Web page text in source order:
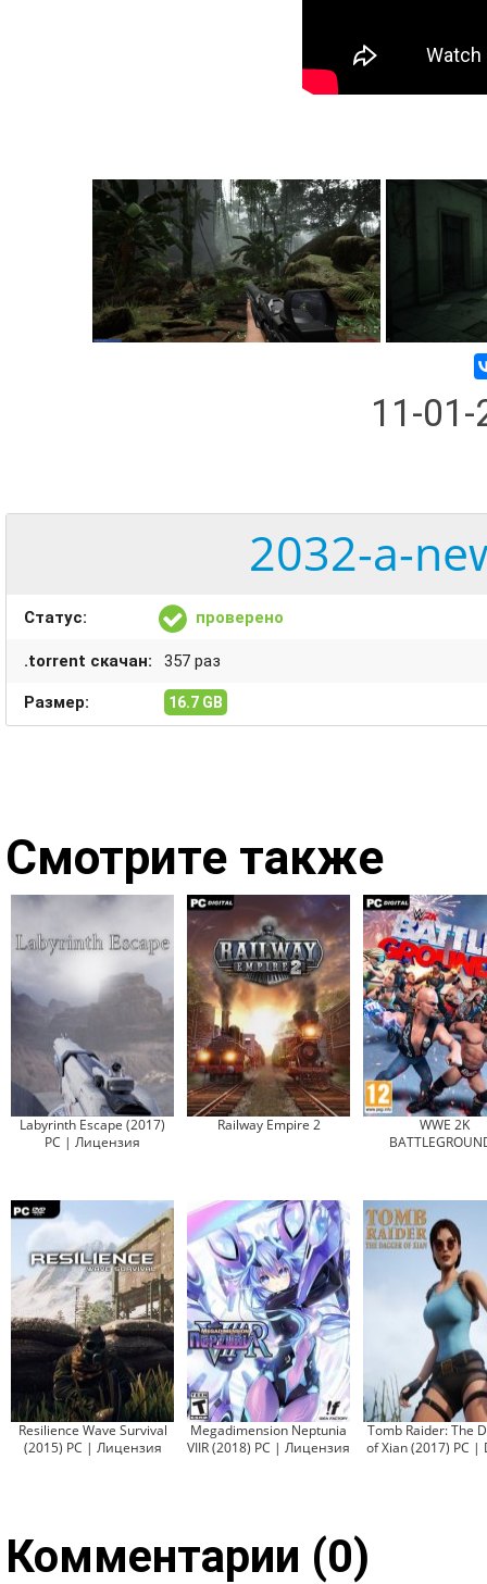
11-
2032-a-
Статус: проверено
.torrent скачан: 357 раз
Размер: 16.7 GB
Смотрите также
Labyrinth Escape (2017)
PC | Лицензия
Railway Empire 2
WWE 2K
Resilience Wave Survival
(2015) PC | Лицензия
Megadimension Neptunia
VIIR (2018) PC | Лицензия
Tomb Raider: The
of Xian (2017) PC |
Комментарии (0)